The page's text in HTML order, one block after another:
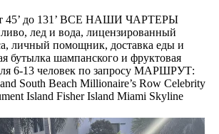
45’ до 131’ ВСЕ НАШИ ЧАРТЕРЫ
лед и вода, лицензированный
личный помощник, доставка еды и
бутылка шампанского и фруктовая
6-13 человек по запросу МАРШРУТ:
South Beach Millionaire’s Row Celebrity
Island Fisher Island Miami Skyline